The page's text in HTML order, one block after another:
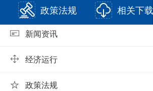
政策法规 相关下载
通知公告
新闻资讯
经济运行
政策法规